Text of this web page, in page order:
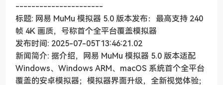
----------------------
标题: 网易 MuMu 模拟器 5.0 版本发布：最高支持 240
帧 4K 画质，号称首个全平台覆盖模拟器
发布时间: 2025-07-05T13:46:21.02
新闻简介: 据介绍，网易 MuMu 模拟器 5.0 版本适配
Windows、Windows ARM、macOS 系统首个全平台
覆盖的安卓模拟器；模拟器界面升级，全新视觉体验；